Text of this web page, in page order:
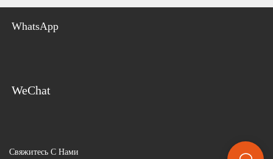
WhatsApp
WeChat
Свяжитесь С Нами